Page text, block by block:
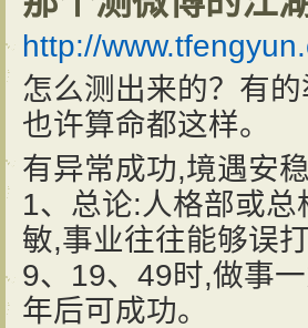
http://
怎么测出来的？有
也许算命都这样。
有异常成功,境遇安
1、总论:人格部或
敏,事业往往能够误
9、19、49时,做事
年后可成功。